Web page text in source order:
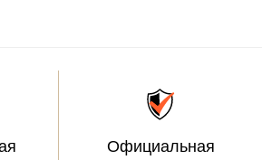
Официальная